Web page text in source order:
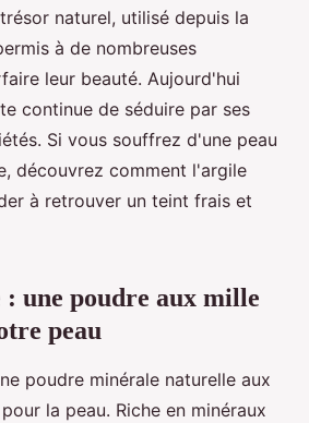
naturel, utilisé depuis la
à de nombreuses
leur beauté. Aujourd'hui
continue de séduire par ses
Si vous souffrez d'une peau
découvrez comment l'argile
à retrouver un teint frais et
une poudre aux mille
peau
poudre minérale naturelle aux
la peau. Riche en minéraux